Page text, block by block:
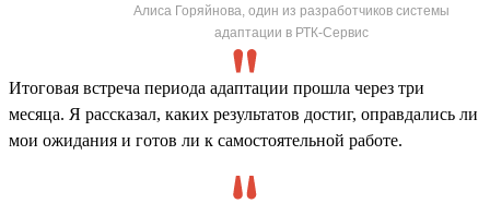
Алиса Горяйнова, один из разработчиков системы
адаптации в РТК-Сервис
Итоговая встреча периода адаптации прошла через три
месяца. Я рассказал, каких результатов достиг, оправдались ли
мои ожидания и готов ли к самостоятельной работе.